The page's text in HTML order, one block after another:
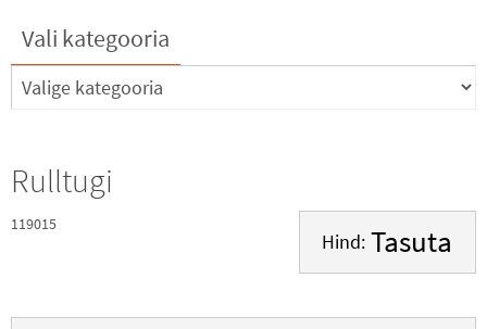
Vali kategooria
Rulltugi
119015
Hind: Tasuta